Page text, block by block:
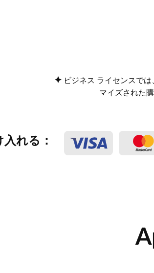
ビジネス ライセンスで
マイズされた
れる：